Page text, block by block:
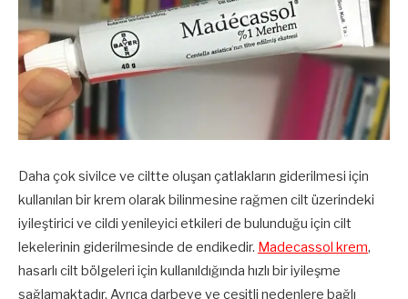
Daha çok sivilce ve ciltte oluşan çatlakların giderilmesi için
kullanılan bir krem olarak bilinmesine rağmen cilt üzerindeki
iyileştirici ve cildi yenileyici etkileri de bulunduğu için cilt
lekelerinin giderilmesinde de endikedir. Madecassol krem,
hasarlı cilt bölgeleri için kullanıldığında hızlı bir iyileşme
sağlamaktadır. Ayrıca darbeye ve çeşitli nedenlere bağlı